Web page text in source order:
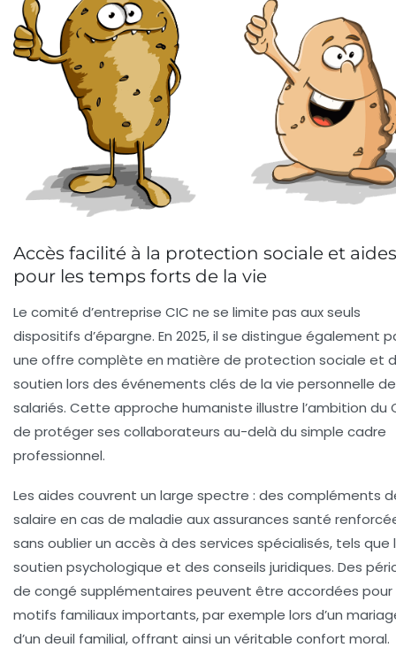
Accès facilité à la protection sociale et aides
pour les temps forts de la vie
Le comité d’entreprise CIC ne se limite pas aux seuls
dispositifs d’épargne. En 2025, il se distingue également
une offre complète en matière de protection sociale et
soutien lors des événements clés de la vie personnelle
salariés. Cette approche humaniste illustre l’ambition du
de protéger ses collaborateurs au-delà du simple cadre
professionnel.
Les aides couvrent un large spectre : des compléments
salaire en cas de maladie aux assurances santé
sans oublier un accès à des services spécialisés, tels que
soutien psychologique et des conseils juridiques. Des
de congé supplémentaires peuvent être accordées pour
motifs familiaux importants, par exemple lors d’un
d’un deuil familial, offrant ainsi un véritable confort moral.